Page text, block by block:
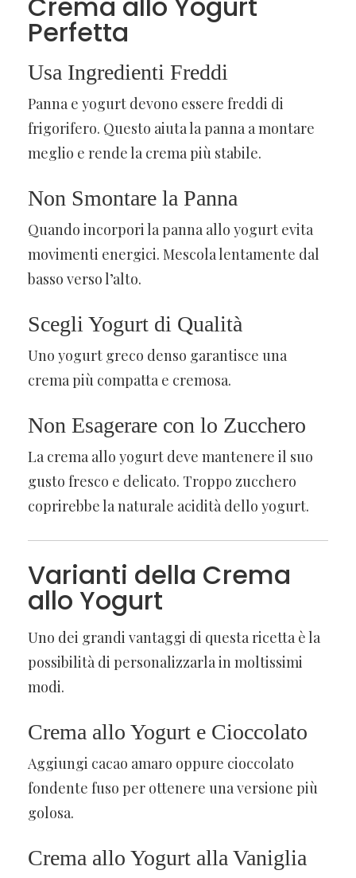
Perfetta
Usa Ingredienti Freddi
Panna e yogurt devono essere freddi di
frigorifero. Questo aiuta la panna a montare
meglio e rende la crema più stabile.
Non Smontare la Panna
Quando incorpori la panna allo yogurt evita
movimenti energici. Mescola lentamente dal
basso verso l’alto.
Scegli Yogurt di Qualità
Uno yogurt greco denso garantisce una
crema più compatta e cremosa.
Non Esagerare con lo Zucchero
La crema allo yogurt deve mantenere il suo
gusto fresco e delicato. Troppo zucchero
coprirebbe la naturale acidità dello yogurt.
Varianti della Crema
allo Yogurt
Uno dei grandi vantaggi di questa ricetta è la
possibilità di personalizzarla in moltissimi
modi.
Crema allo Yogurt e Cioccolato
Aggiungi cacao amaro oppure cioccolato
fondente fuso per ottenere una versione più
golosa.
Crema allo Yogurt alla Vaniglia